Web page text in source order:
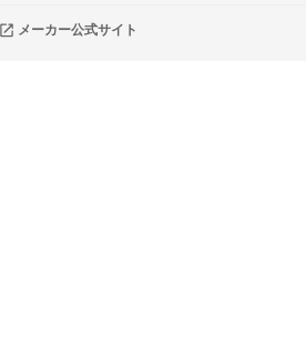
メーカー公式サイト